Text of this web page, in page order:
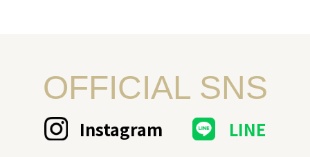
OFFICIAL SNS
Instagram LINE